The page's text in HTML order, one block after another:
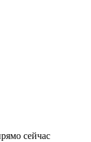
сейчас